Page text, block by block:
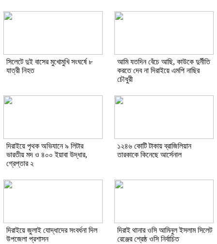
সিলেটে দুই বাসের মুখোমুখি সংঘর্ষে ৮
যাত্রী নিহত
আমি যতদিন বেঁচে আছি, কাউকে দুর্নীতি
করতে দেব না দিরাইয়ে এমপি নাছির
চৌধুরী
দিরাইয়ে পৃথক অভিযানে ৯ লিটার
ভারতীয় মদ ও ৪০০ ইয়াবা উদ্ধার,
গ্রেপ্তার ২
১২৪৬ কোটি টাকায় ব্রাজিলিয়ান
তারকাকে কিনেছে আর্সেনাল
দিরাইয়ে জুলাই যোদ্ধাদের সংবর্ধনা দিল
উপজেলা প্রশাসন
দিরাই থানার ওসি আমিনুল ইসলাম সিলেট
রেঞ্জের শ্রেষ্ঠ ওসি নির্বাচিত